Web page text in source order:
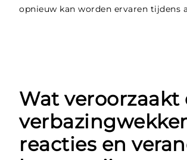
opnieuw kan worden ervaren tijdens
Wat veroorzaakt
reacties en